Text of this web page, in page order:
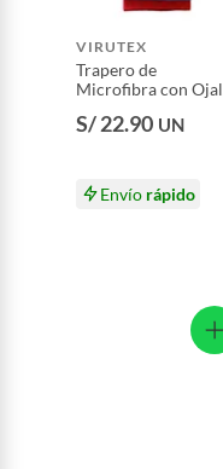
VIRUTEX
Trapero de
Microfibra con Ojal
Und
S/ 22.90 UN
Envío rápido